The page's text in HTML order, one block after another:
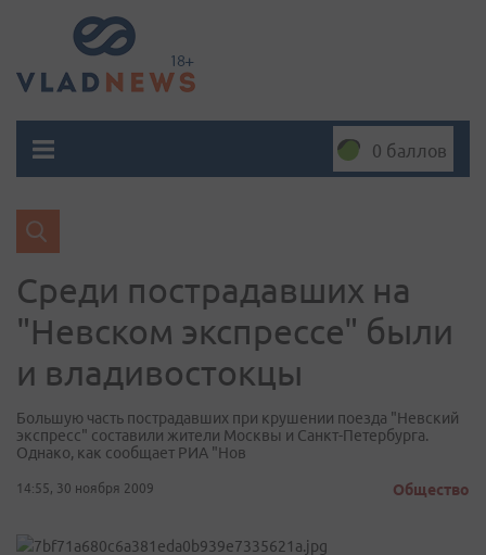
0 баллов
Среди пострадавших на
"Невском экспрессе" были
и владивостокцы
Большую часть пострадавших при крушении поезда "Невский
экспресс" составили жители Москвы и Санкт-Петербурга.
Однако, как сообщает РИА "Нов
14:55, 30 ноября 2009 Общество